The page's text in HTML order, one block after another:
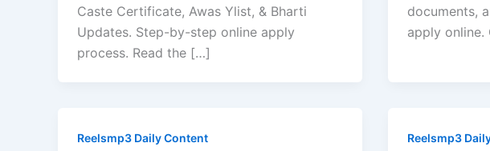
Caste Certificate, Awas Ylist, & Bharti
Updates. Step-by-step online apply
process. Read the […]
documents,
apply online.
Reelsmp3 Daily Content Reelsmp3